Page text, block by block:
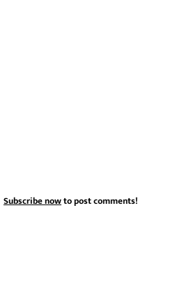
Subscribe nowto post comments!